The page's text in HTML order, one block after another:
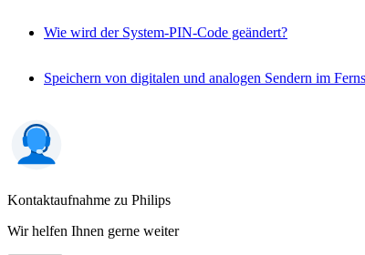
Wie wird der System-PIN-Code geändert?
Speichern von digitalen und analogen Sendern im
Kontaktaufnahme zu Philips
Wir helfen Ihnen gerne weiter